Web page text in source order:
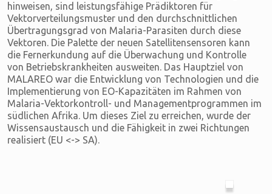
hinweisen, sind leistungsfähige Prädiktoren für
Vektorverteilungsmuster und den durchschnittlichen
Übertragungsgrad von Malaria-Parasiten durch diese
Vektoren. Die Palette der neuen Satellitensensoren kann
die Fernerkundung auf die Überwachung und Kontrolle
von Betriebskrankheiten ausweiten. Das Hauptziel von
MALAREO war die Entwicklung von Technologien und die
Implementierung von EO-Kapazitäten im Rahmen von
Malaria-Vektorkontroll- und Managementprogrammen im
südlichen Afrika. Um dieses Ziel zu erreichen, wurde der
Wissensaustausch und die Fähigkeit in zwei Richtungen
realisiert (EU <-> SA).